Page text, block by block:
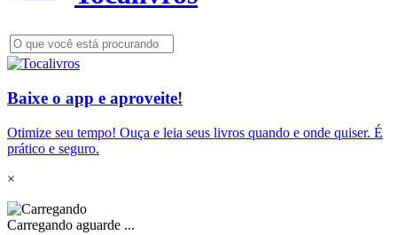
Baixe o app e aproveite!
Otimize seu tempo! Ouça e leia seus livros quando e onde quiser. É
prático e seguro.
×
Carregando aguarde ...